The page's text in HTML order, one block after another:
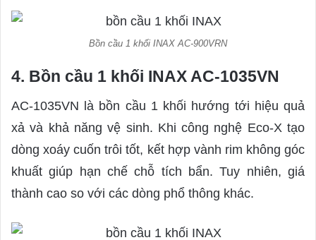
Bồn cầu 1 khối INAX AC-900VRN
4. Bồn cầu 1 khối INAX AC-1035VN
AC-1035VN là bồn cầu 1 khối hướng tới hiệu quả
xả và khả năng vệ sinh. Khi công nghệ Eco-X tạo
dòng xoáy cuốn trôi tốt, kết hợp vành rim không góc
khuất giúp hạn chế chỗ tích bẩn. Tuy nhiên, giá
thành cao so với các dòng phổ thông khác.